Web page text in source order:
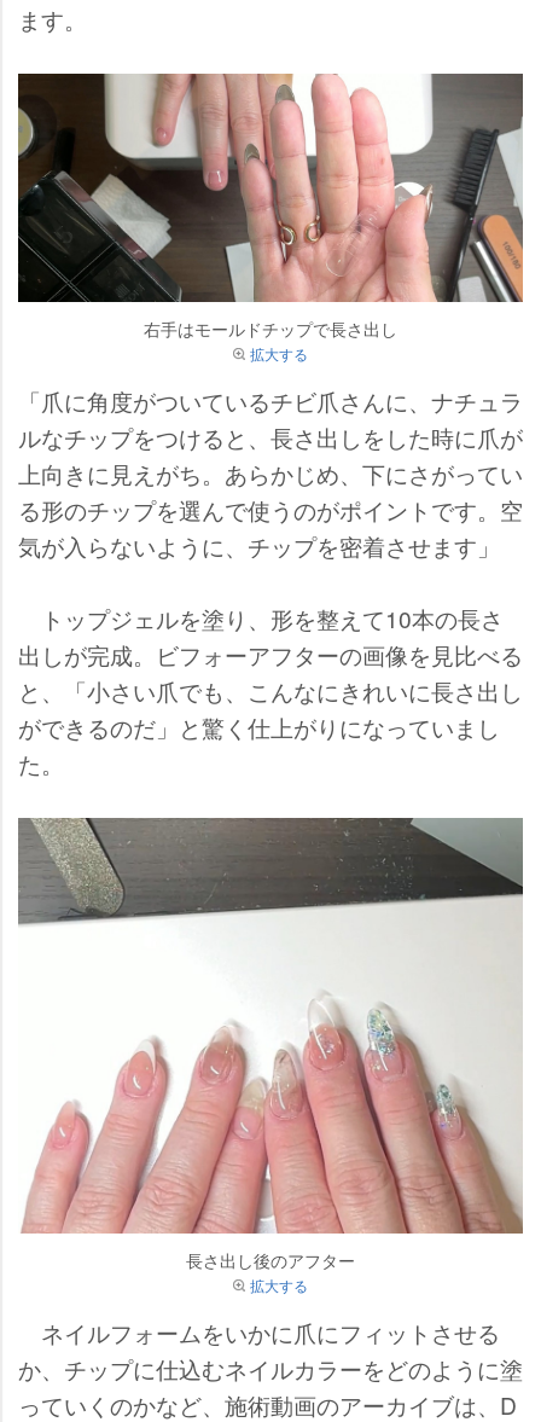
ます。
右手はモールドチップで長さ出し
拡大する
「爪に角度がついているチビ爪さんに、ナチュラ
ルなチップをつけると、長さ出しをした時に爪が
上向きに見えがち。あらかじめ、下にさがってい
る形のチップを選んで使うのがポイントです。空
気が入らないように、チップを密着させます」
トップジェルを塗り、形を整えて10本の長さ
出しが完成。ビフォーアフターの画像を見比べる
と、「小さい爪でも、こんなにきれいに長さ出し
ができるのだ」と驚く仕上がりになっていまし
た。
長さ出し後のアフター
拡大する
ネイルフォームをいかに爪にフィットさせる
か、チップに仕込むネイルカラーをどのように塗
っていくのかなど、施術動画のアーカイブは、D